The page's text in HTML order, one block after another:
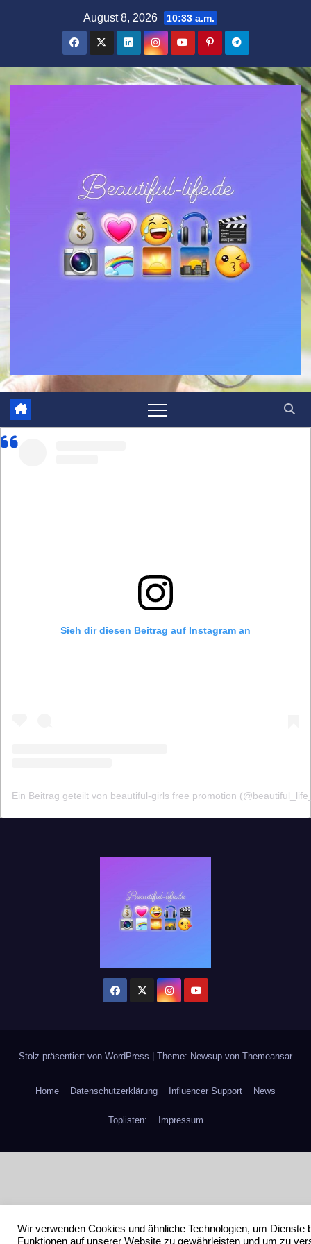
August 8, 2026 10:33 a.m.
Sieh dir diesen Beitrag auf Instagram an
Ein Beitrag geteilt von beautiful-girls free promotion
Stolz präsentiert von WordPress Theme: Newsup von Themeansar
Home Datenschutzerklärung Influencer Support News
Toplisten: Impressum
Wir verwenden Cookies und ähnliche Technologien, um Dienste
Funktionen auf unserer Website zu gewährleisten und um zu